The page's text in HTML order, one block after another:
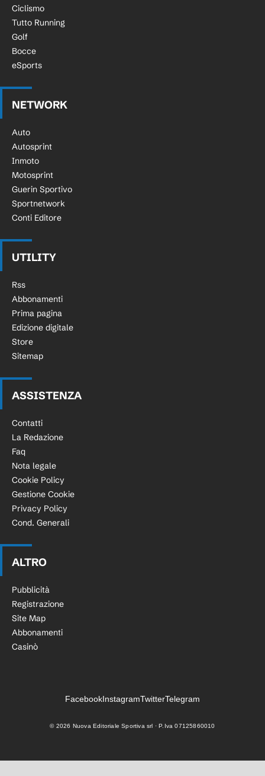
Ciclismo
Tutto Running
Golf
Bocce
eSports
NETWORK
Auto
Autosprint
Inmoto
Motosprint
Guerin Sportivo
Sportnetwork
Conti Editore
UTILITY
Rss
Abbonamenti
Prima pagina
Edizione digitale
Store
Sitemap
ASSISTENZA
Contatti
La Redazione
Faq
Nota legale
Cookie Policy
Gestione Cookie
Privacy Policy
Cond. Generali
ALTRO
Pubblicità
Registrazione
Site Map
Abbonamenti
Casinò
FacebookInstagramTwitterTelegram
© 2026 Nuova Editoriale Sportiva srl · P.Iva 07125860010